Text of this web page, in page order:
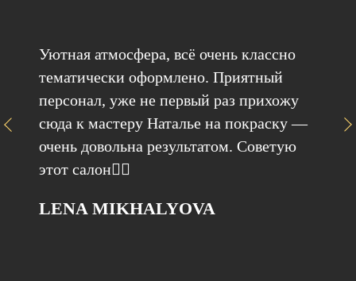
Уютная атмосфера, всё очень классно
тематически оформлено. Приятный
персонал, уже не первый раз прихожу
сюда к мастеру Наталье на покраску —
очень довольна результатом. Советую
этот салон👍🏻
LENA MIKHALYOVA